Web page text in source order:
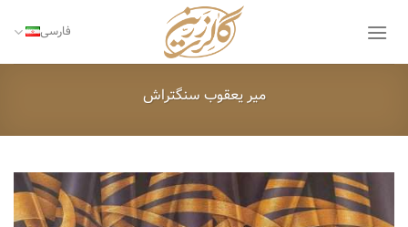
فارسی
میر یعقوب سنگتراش